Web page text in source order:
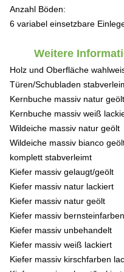
Anzahl Böden:
6 variabel einsetzbare
Weitere
Holz und Oberfläche
Türen/Schubladen
Kernbuche massiv natur geölt
Kernbuche massiv weiß
Wildeiche massiv natur geölt
Wildeiche massiv bianco
komplett stabverleimt
Kiefer massiv gelaugt/geölt
Kiefer massiv natur lackiert
Kiefer massiv natur geölt
Kiefer massiv
Kiefer massiv unbehandelt
Kiefer massiv weiß lackiert
Kiefer massiv kirschfarben